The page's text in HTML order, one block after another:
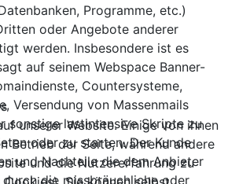
Programme, etc.)
oder Angebote anderer
werden. Insbesondere ist es
auf seinem Webspace Banner-
Countersysteme,
Versendung von Massenmails
sonstige lastintensive Skripte zu
oder zu starten. Der Kunde
und Nachteile die dem Anbieter
durch die missbräuchliche oder
unserer Website. Einige von ihnen
Betrieb der Seite, während andere
und die Nutzererfahrung zu